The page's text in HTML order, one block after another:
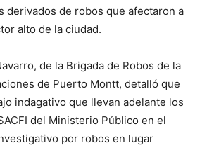
derivados de robos que afectaron a
alto de la ciudad.
de la Brigada de Robos de la
de Puerto Montt, detalló que
indagativo que llevan adelante los
del Ministerio Público en el
por robos en lugar